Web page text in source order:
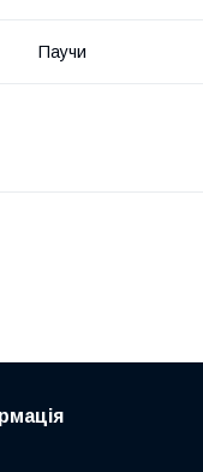
Паучи